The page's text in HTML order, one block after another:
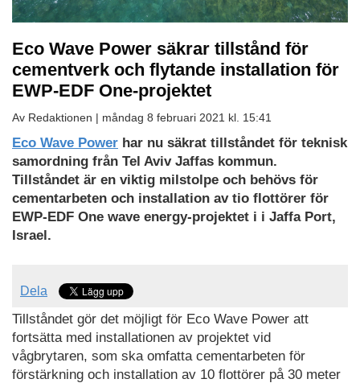
Eco Wave Power säkrar tillstånd för
cementverk och flytande installation för
EWP-EDF One-projektet
Av Redaktionen | måndag 8 februari 2021 kl. 15:41
Eco Wave Power har nu säkrat tillståndet för teknisk
samordning från Tel Aviv Jaffas kommun.
Tillståndet är en viktig milstolpe och behövs för
cementarbeten och installation av tio flottörer för
EWP-EDF One wave energy-projektet i i Jaffa Port,
Israel.
Dela
Tillståndet gör det möjligt för Eco Wave Power att
fortsätta med installationen av projektet vid
vågbrytaren, som ska omfatta cementarbeten för
förstärkning och installation av 10 flottörer på 30 meter